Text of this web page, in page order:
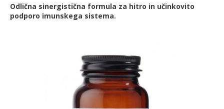
Odlična sinergistična formula za hitro in učinkovito
podporo imunskega sistema.